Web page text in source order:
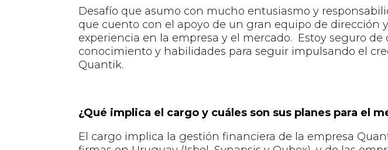
Desafío que asumo con mucho entusiasmo y
que cuento con el apoyo de un gran equipo de dirección
experiencia en la empresa y el mercado. Estoy seguro
conocimiento y habilidades para seguir impulsando el
Quantik.
¿Qué implica el cargo y cuáles son sus planes para el
El cargo implica la gestión financiera de la empresa